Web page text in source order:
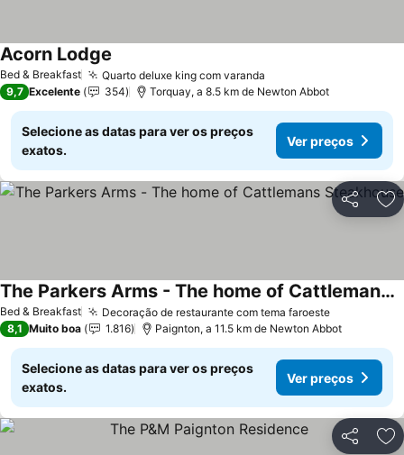
Bed & Breakfast Quarto deluxe king com varanda
Acorn Lodge
9,7 Excelente 354 Torquay, a 8.5 km de Newton Abbot
Selecione as datas para ver os preços
exatos.
Ver preços
Partilhar
Bed & Breakfast Decoração de restaurante com tema faroeste
The Parkers Arms - The home of Cattlemans Steakhouse
8,1 Muito boa 1.816 Paignton, a 11.5 km de Newton Abbot
Selecione as datas para ver os preços
exatos.
Ver preços
Partilhar